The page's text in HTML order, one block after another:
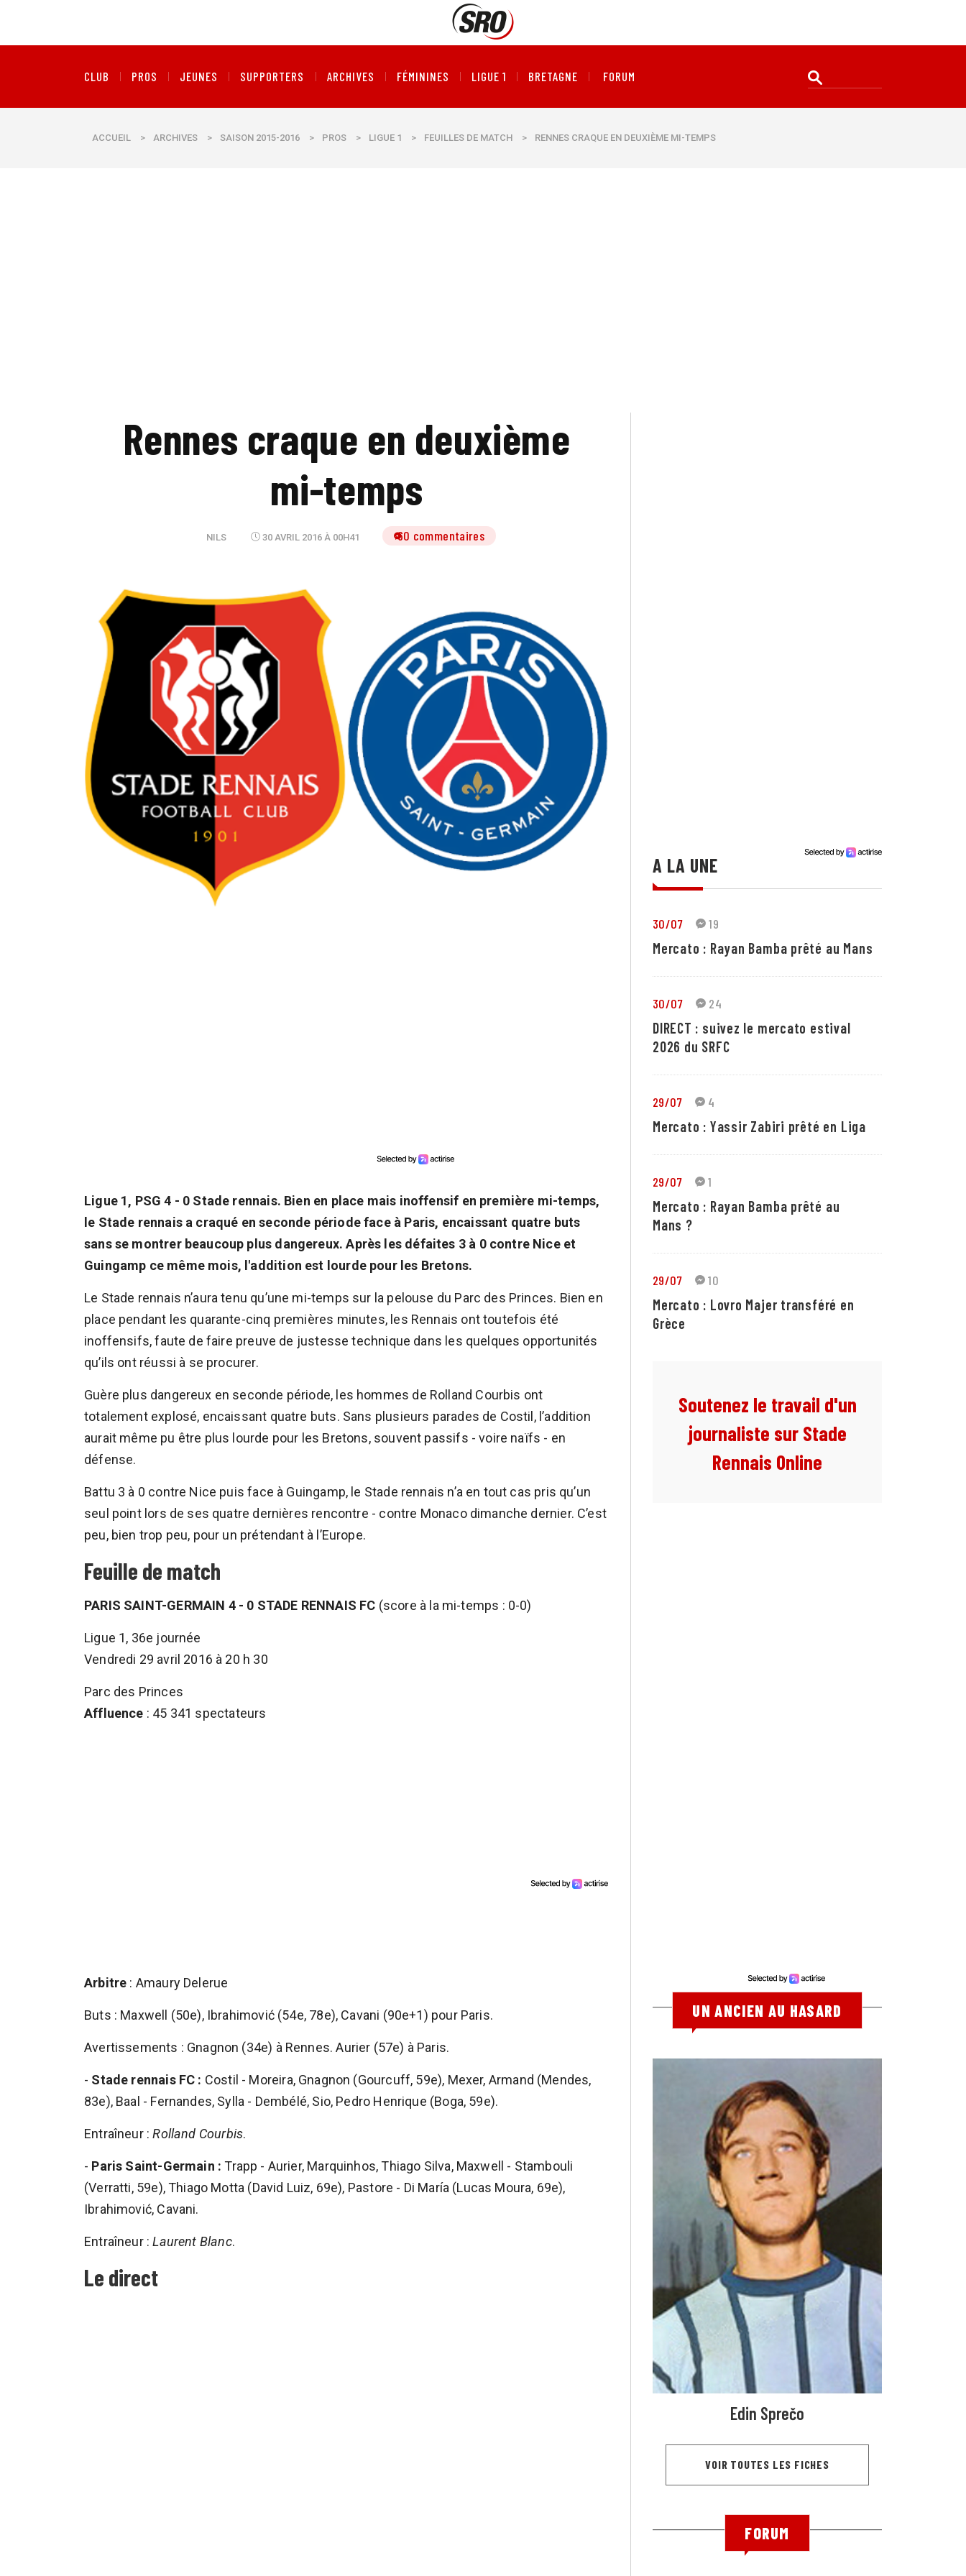
CLUB PROS JEUNES SUPPORTERS ARCHIVES FÉMININES LIGUE 1 BRETAGNE FORUM
ACCUEIL > ARCHIVES > SAISON 2015-2016 > PROS > LIGUE 1 > FEUILLES DE MATCH > RENNES CRAQUE EN DEUXIÈME MI-TEMPS
Rennes craque en deuxième
mi-temps
NILS 30 AVRIL 2016 À 00H41 60 commentaires
Ligue 1, PSG 4 - 0 Stade rennais. Bien en place mais inoffensif en première mi-temps,
le Stade rennais a craqué en seconde période face à Paris, encaissant quatre buts
sans se montrer beaucoup plus dangereux. Après les défaites 3 à 0 contre Nice et
Guingamp ce même mois, l'addition est lourde pour les Bretons.
Le Stade rennais n’aura tenu qu’une mi-temps sur la pelouse du Parc des Princes. Bien en
place pendant les quarante-cinq premières minutes, les Rennais ont toutefois été
inoffensifs, faute de faire preuve de justesse technique dans les quelques opportunités
qu’ils ont réussi à se procurer.
Guère plus dangereux en seconde période, les hommes de Rolland Courbis ont
totalement explosé, encaissant quatre buts. Sans plusieurs parades de Costil, l’addition
aurait même pu être plus lourde pour les Bretons, souvent passifs - voire naïfs - en
défense.
Battu 3 à 0 contre Nice puis face à Guingamp, le Stade rennais n’a en tout cas pris qu’un
seul point lors de ses quatre dernières rencontre - contre Monaco dimanche dernier. C’est
peu, bien trop peu, pour un prétendant à l’Europe.
Feuille de match
PARIS SAINT-GERMAIN 4 - 0 STADE RENNAIS FC (score à la mi-temps : 0-0)
Ligue 1, 36e journée
Vendredi 29 avril 2016 à 20 h 30
Parc des Princes
Affluence : 45 341 spectateurs
Arbitre : Amaury Delerue
Buts : Maxwell (50e), Ibrahimović (54e, 78e), Cavani (90e+1) pour Paris.
Avertissements : Gnagnon (34e) à Rennes. Aurier (57e) à Paris.
- Stade rennais FC : Costil - Moreira, Gnagnon (Gourcuff, 59e), Mexer, Armand (Mendes,
83e), Baal - Fernandes, Sylla - Dembélé, Sio, Pedro Henrique (Boga, 59e).
Entraîneur :Rolland Courbis.
- Paris Saint-Germain : Trapp - Aurier, Marquinhos, Thiago Silva, Maxwell - Stambouli
(Verratti, 59e), Thiago Motta (David Luiz, 69e), Pastore - Di María (Lucas Moura, 69e),
Ibrahimović, Cavani.
Entraîneur :Laurent Blanc.
Le direct
A LA UNE
30/07 19
Mercato : Rayan Bamba prêté au Mans
30/07 24
DIRECT : suivez le mercato estival
2026 du SRFC
29/07 4
Mercato : Yassir Zabiri prêté en Liga
29/07 1
Mercato : Rayan Bamba prêté au
Mans ?
29/07 10
Mercato : Lovro Majer transféré en
Grèce
Soutenez le travail d'un
journaliste sur Stade
Rennais Online
UN ANCIEN AU HASARD
Edin Sprečo
VOIR TOUTES LES FICHES
FORUM